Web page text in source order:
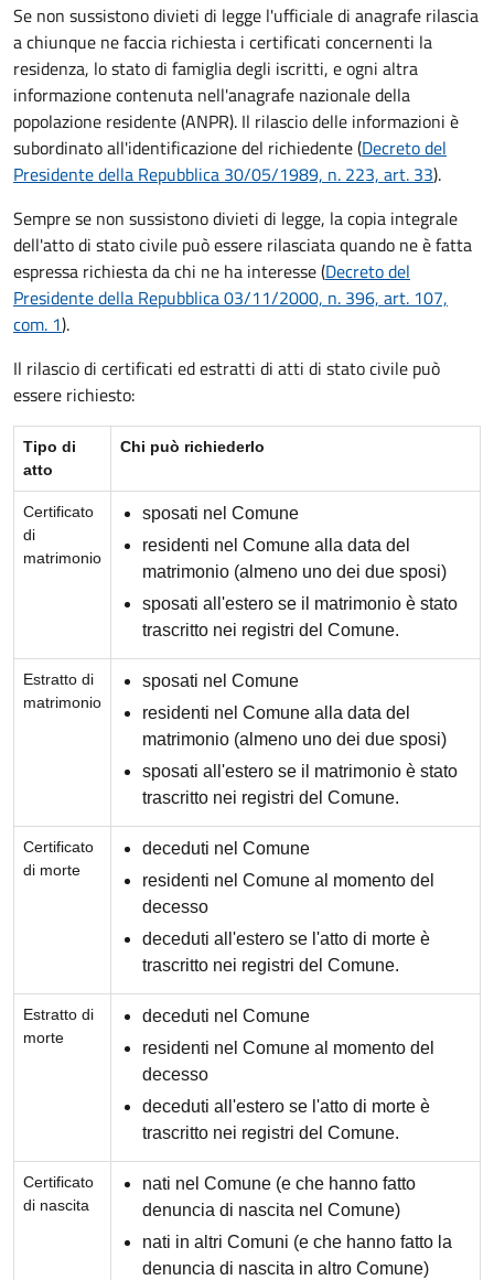
Se non sussistono divieti di legge l'ufficiale di anagrafe rilascia
a chiunque ne faccia richiesta i certificati concernenti la
residenza, lo stato di famiglia degli iscritti, e ogni altra
informazione contenuta nell'anagrafe nazionale della
popolazione residente (ANPR). Il rilascio delle informazioni è
subordinato all'identificazione del richiedente (Decreto del
Presidente della Repubblica 30/05/1989, n. 223, art. 33).
Sempre se non sussistono divieti di legge, la copia integrale
dell'atto di stato civile può essere rilasciata quando ne è fatta
espressa richiesta da chi ne ha interesse (Decreto del
Presidente della Repubblica 03/11/2000, n. 396, art. 107,
com. 1).
Il rilascio di certificati ed estratti di atti di stato civile può
essere richiesto:
Tipo di
atto
Chi può richiederlo
Certificato
di
matrimonio
sposati nel Comune
residenti nel Comune alla data del
matrimonio (almeno uno dei due sposi)
sposati all'estero se il matrimonio è stato
trascritto nei registri del Comune.
Estratto di
matrimonio
sposati nel Comune
residenti nel Comune alla data del
matrimonio (almeno uno dei due sposi)
sposati all'estero se il matrimonio è stato
trascritto nei registri del Comune.
Certificato
di morte
deceduti nel Comune
residenti nel Comune al momento del
decesso
deceduti all'estero se l'atto di morte è
trascritto nei registri del Comune.
Estratto di
morte
deceduti nel Comune
residenti nel Comune al momento del
decesso
deceduti all'estero se l'atto di morte è
trascritto nei registri del Comune.
Certificato
di nascita
nati nel Comune (e che hanno fatto
denuncia di nascita nel Comune)
nati in altri Comuni (e che hanno fatto la
denuncia di nascita in altro Comune)